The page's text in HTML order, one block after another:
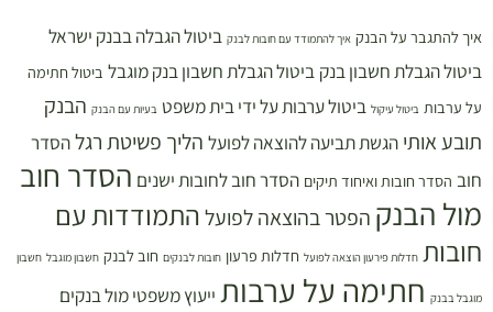
איך להתגבר על הבנק איך להתמודד עם חובות לבנק ביטול הגבלה בבנק ישראל
ביטול הגבלת חשבון בנק ביטול הגבלת חשבון בנק מוגבל ביטול חתימה
על ערבות ביטול עיקול ביטול ערבות על ידי בית משפט בעיות עם הבנק הבנק
תובע אותי הגשת תביעה להוצאה לפועל הליך פשיטת רגל הסדר
חוב הסדר חובות ואיחוד תיקים הסדר חוב לחובות ישנים הסדר חוב
מול הבנק הפטר בהוצאה לפועל התמודדות עם
חובות חדלות פירעון הוצאה לפועל חדלות פרעון חובות לבנקים חוב לבנק חשבון מוגבל חשבון
מוגבל בבנק חתימה על ערבות ייעוץ משפטי מול בנקים